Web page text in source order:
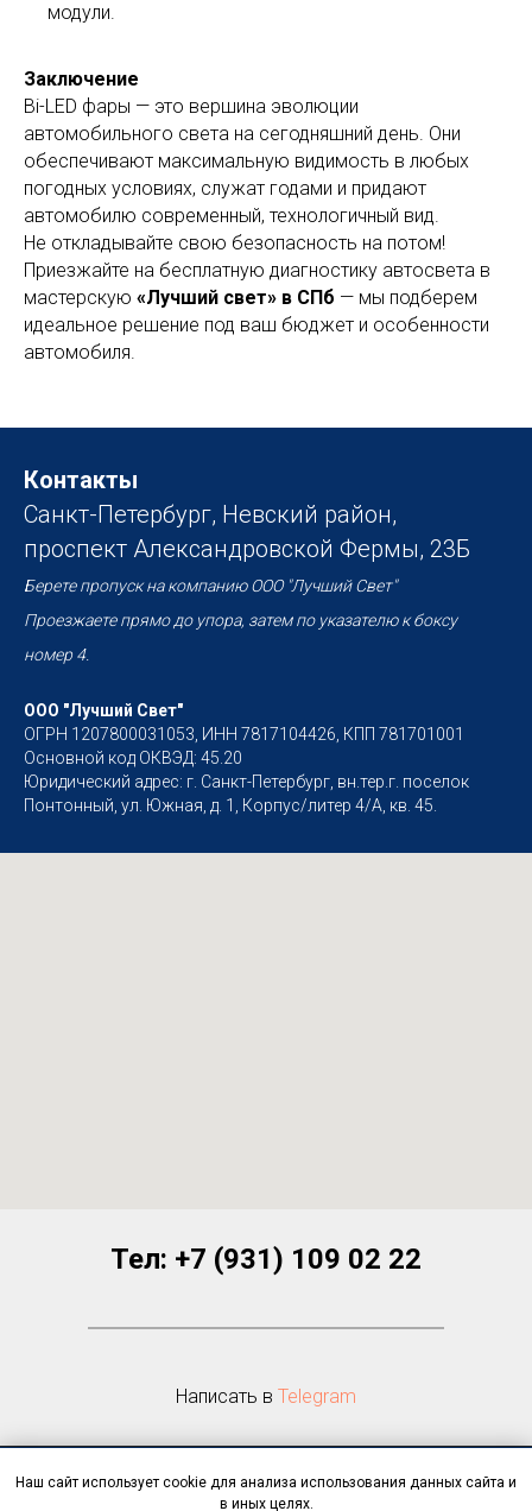
модули.
Заключение
Bi-LED фары — это вершина эволюции
автомобильного света на сегодняшний день. Они
обеспечивают максимальную видимость в любых
погодных условиях, служат годами и придают
автомобилю современный, технологичный вид.
Не откладывайте свою безопасность на потом!
Приезжайте на бесплатную диагностику автосвета в
мастерскую «Лучший свет» в СПб — мы подберем
идеальное решение под ваш бюджет и особенности
автомобиля.
Контакты
Санкт-Петербург, Невский район,
проспект Александровской Фермы, 23Б
Берете пропуск на компанию ООО "Лучший Свет"
Проезжаете прямо до упора, затем по указателю к боксу
номер 4.
ООО "Лучший Свет"
ОГРН 1207800031053, ИНН 7817104426, КПП 781701001
Основной код ОКВЭД: 45.20
Юридический адрес: г. Санкт-Петербург, вн.тер.г. поселок
Понтонный, ул. Южная, д. 1, Корпус/литер 4/А, кв. 45.
Тел: +7 (931) 109 02 22
Написать в Telegram
©STOCK PHOTOS FROM
Все фотоматериалы и тексты принадлежат их владельцам и
Наш сайт использует cookie для анализа использования данных сайта и
в иных целях.